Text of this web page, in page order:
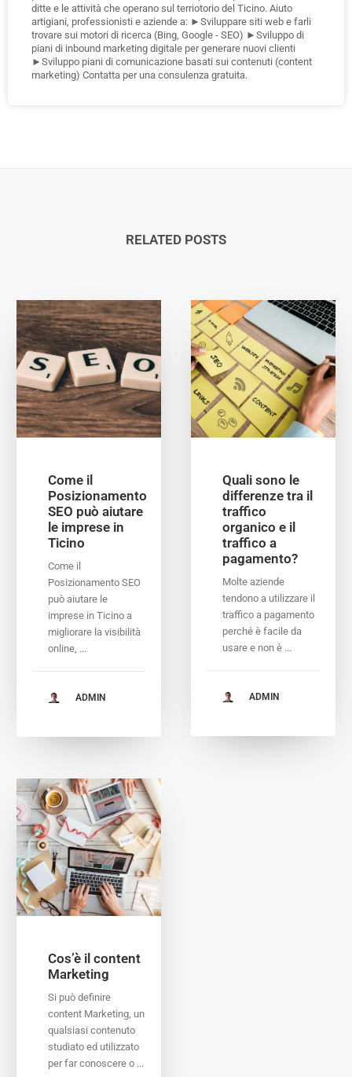
ditte e le attività che operano sul terriotorio del Ticino. Aiuto
artigiani, professionisti e aziende a: ►Sviluppare siti web e farli
trovare sui motori di ricerca (Bing, Google - SEO) ►Sviluppo di
piani di inbound marketing digitale per generare nuovi clienti
►Sviluppo piani di comunicazione basati sui contenuti (content
marketing) Contatta per una consulenza gratuita.
RELATED POSTS
Come il
Posizionamento
SEO può aiutare
le imprese in
Ticino
Come il
Posizionamento SEO
può aiutare le
imprese in Ticino a
migliorare la visibilità
online, ...
ADMIN
Quali sono le
differenze tra il
traffico
organico e il
traffico a
pagamento?
Molte aziende
tendono a utilizzare il
traffico a pagamento
perché è facile da
usare e non è ...
ADMIN
Cos’è il content
Marketing
Si può definire
content Marketing, un
qualsiasi contenuto
studiato ed utilizzato
per far conoscere o ...